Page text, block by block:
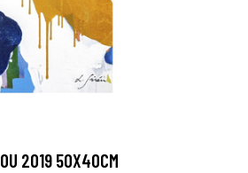
2019 50X40CM